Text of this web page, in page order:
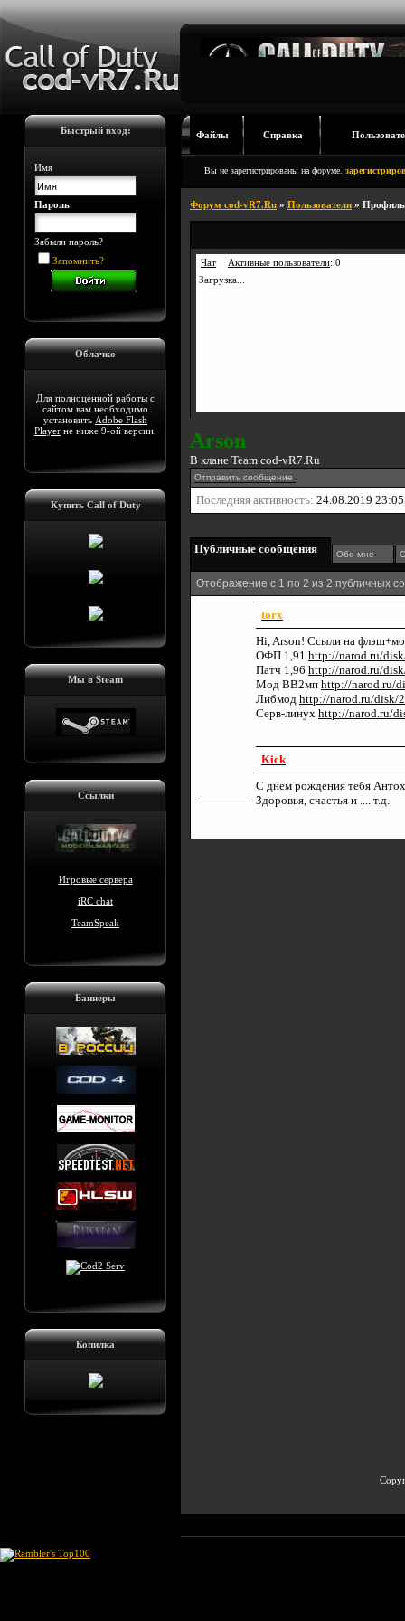
Быстрый вход:
Имя
Пароль
Забыли пароль?
Запомнить?
Облачко
Для полноценной работы с
сайтом вам необходимо
установить Adobe Flash
Player не ниже 9-ой версии.
Купить Call of Duty
Мы в Steam
Ссылки
Игровые сервера
iRC chat
TeamSpeak
Баннеры
Копилка
Файлы Справка
Вы не зарегистрированы на форуме.
Форум cod-vR7.Ru » Пользователи »
Чат Активные пользователи: 0
Загрузка...
Arson
В клане Team cod-vR7.Ru
Отправить сообщение
Последняя активность: 24.08.2019 23:05
Публичные сообщения Обо мне
Отображение с 1 по 2 из 2 публичных
torx
Hi, Arson! Ссыли на
ОФП 1,91 http://narod.ru/
Патч 1,96 http://narod.ru/
Мод ВВ2мп http://narod.ru/
Либмод http://narod.ru/disk/
Серв-линух http://narod.ru/
Kick
С днем рождения тебя
Здоровья, счастья и .... т.д.